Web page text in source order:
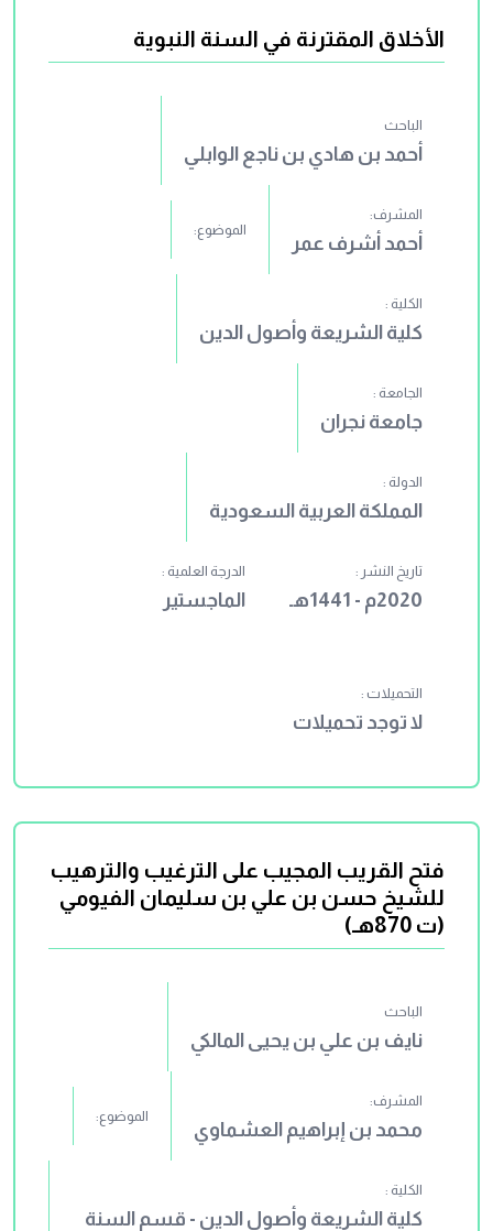
الأخلاق المقترنة في السنة النبوية
الباحث
أحمد بن هادي بن ناجع الوابلي
المشرف:
أحمد أشرف عمر
الموضوع:
الكلية :
كلية الشريعة وأصول الدين
الجامعة :
جامعة نجران
الدولة :
المملكة العربية السعودية
تاريخ النشر :
2020م - 1441هـ
الدرجة العلمية :
الماجستير
التحميلات :
لا توجد تحميلات
فتح القريب المجيب على الترغيب والترهيب
للشيخ حسن بن علي بن سليمان الفيومي
(ت 870هـ)
الباحث
نايف بن علي بن يحيى المالكي
المشرف:
محمد بن إبراهيم العشماوي
الموضوع:
الكلية :
كلية الشريعة وأصول الدين - قسم السنة